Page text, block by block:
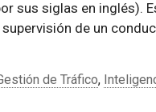
sus siglas en inglés).
de un
de Tráfico,